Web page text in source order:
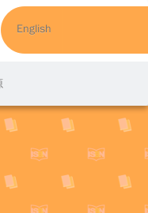
English